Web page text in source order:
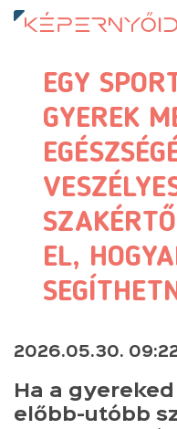
EGY
GYEREK
EL,
2026.05.30.
Ha a
előbb-utóbb